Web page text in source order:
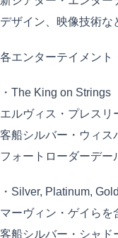
デザイン、映像技術な
各エンターテイメント
・The King on Strings
エルヴィス・プレスリ
客船シルバー・ウィス
フォートローダーデー
・Silver, Platinum, Gold
マーヴィン・ゲイらを
客船シルバー・シャド